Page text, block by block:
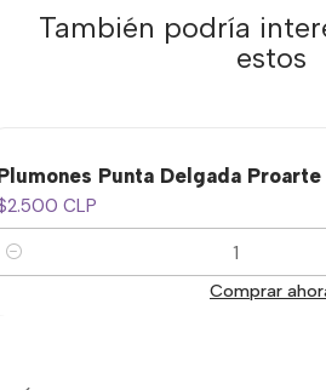
También podría
estos
Punta Delgada Proarte
CLP
Comprar